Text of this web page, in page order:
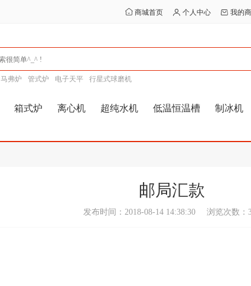
商城首页 个人中心 我的
马弗炉 管式炉 电子天平 行星式球磨机
箱式炉 离心机 超纯水机 低温恒温槽 制冰机
邮局汇款
发布时间：2018-08-14 14:38:30 浏览次数：